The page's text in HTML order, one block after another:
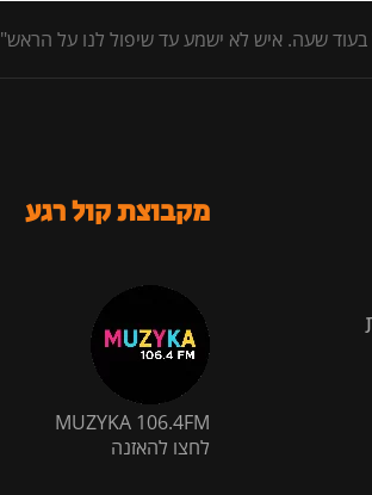
בעוד שעה. איש לא ישמע עד שיפול לנו על הראש"
מקבוצת קול רגע
MUZYKA 106.4FM
לחצו להאזנה